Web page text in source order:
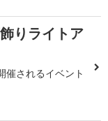
りライトア
催されるイベント